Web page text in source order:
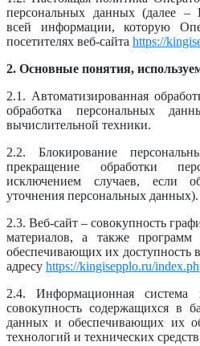
персональных данных (далее –
всей информации, которую
посетителях веб-сайта https://
2. Основные понятия,
2.1. Автоматизированная
обработка персональных
вычислительной техники.
2.2. Блокирование
прекращение обработки
исключением случаев, если
уточнения персональных данных).
2.3. Веб-сайт – совокупность
материалов, а также
обеспечивающих их доступность
адресу https://kingisepplo.ru/
2.4. Информационная
совокупность содержащихся в
данных и обеспечивающих их
технологий и технических